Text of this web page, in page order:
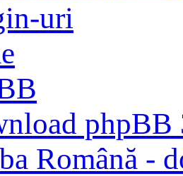
uri
phpBB
Română -